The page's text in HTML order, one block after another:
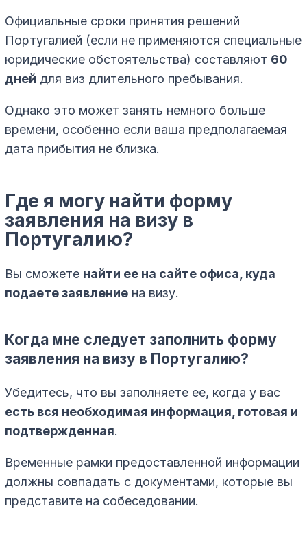
Официальные сроки принятия решений
Португалией (если не применяются специальные
юридические обстоятельства) составляют 60
дней для виз длительного пребывания.
Однако это может занять немного больше
времени, особенно если ваша предполагаемая
дата прибытия не близка.
Где я могу найти форму
заявления на визу в
Португалию?
Вы сможете найти ее на сайте офиса, куда
подаете заявление на визу.
Когда мне следует заполнить форму
заявления на визу в Португалию?
Убедитесь, что вы заполняете ее, когда у вас
есть вся необходимая информация, готовая и
подтвержденная.
Временные рамки предоставленной информации
должны совпадать с документами, которые вы
представите на собеседовании.